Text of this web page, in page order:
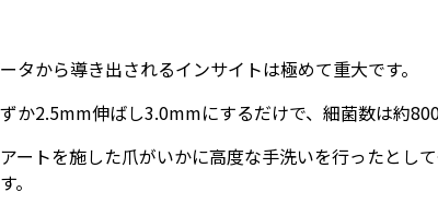
タから導き出されるインサイトは極めて重大です。
か2.5mm伸ばし3.0mmにするだけで、細菌数は約800
ートを施した爪がいかに高度な手洗いを行ったとし
。